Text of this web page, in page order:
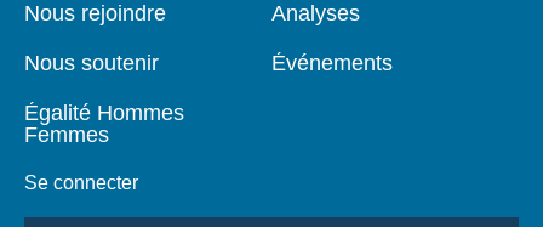
Nous rejoindre
Nous soutenir
Égalité Hommes
Femmes
Se connecter
Analyses
Événements